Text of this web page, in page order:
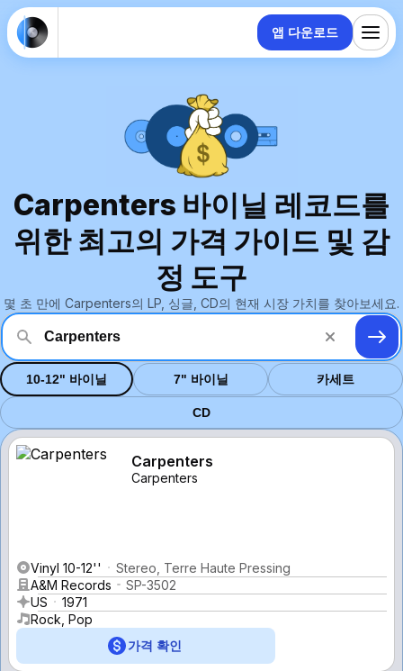
앱 다운로드
Carpenters 바이닐 레코드를
위한 최고의 가격 가이드 및 감
정 도구
몇 초 만에 Carpenters의 LP, 싱글, CD의 현재 시장 가치를 찾아보세요.
10-12" 바이닐 7" 바이닐 카세트
CD
Carpenters
Carpenters
Vinyl 10-12''
Stereo, Terre Haute Pressing
A&M Records
SP-3502
US
1971
Rock, Pop
가격 확인